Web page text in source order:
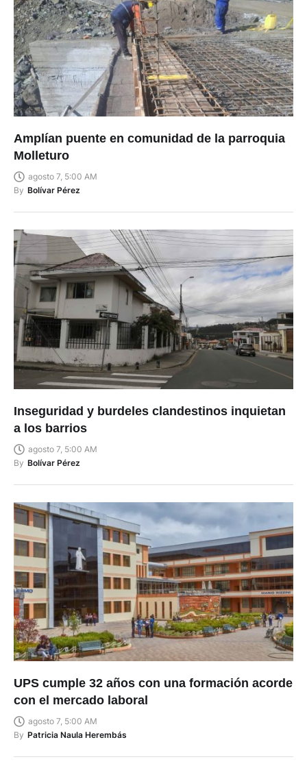
Amplían puente en comunidad de la parroquia
Molleturo
agosto 7, 5:00 AM
By Bolívar Pérez
Inseguridad y burdeles clandestinos inquietan
a los barrios
agosto 7, 5:00 AM
By Bolívar Pérez
UPS cumple 32 años con una formación acorde
con el mercado laboral
agosto 7, 5:00 AM
By Patricia Naula Herembás